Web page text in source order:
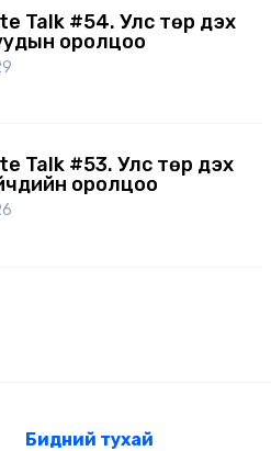
Talk #54. Улс төр дэх
оролцоо
Talk #53. Улс төр дэх
оролцоо
Бидний тухай